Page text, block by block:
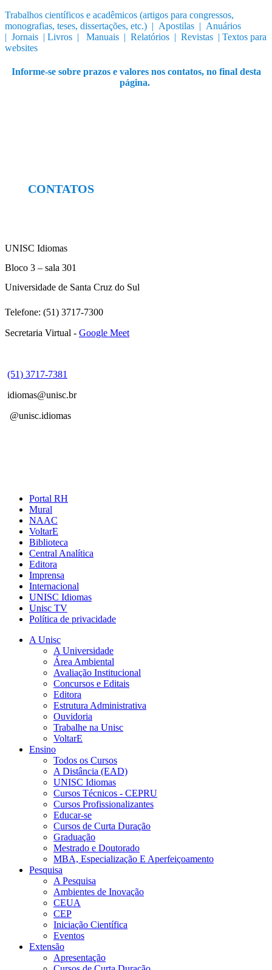
Trabalhos científicos e acadêmicos (artigos para congressos,
monografias, teses, dissertações, etc.) | Apostilas | Anuários
| Jornais | Livros | Manuais | Relatórios | Revistas | Textos para
websites
Informe-se sobre prazos e valores nos contatos, no final desta
página.
CONTATOS
UNISC Idiomas
Bloco 3 – sala 301
Universidade de Santa Cruz do Sul
Telefone: (51) 3717-7300
Secretaria Virtual - Google Meet
(51) 3717-7381
idiomas@unisc.br
@unisc.idiomas
Portal RH
Mural
NAAC
VoltarE
Biblioteca
Central Analítica
Editora
Imprensa
Internacional
UNISC Idiomas
Unisc TV
Política de privacidade
A Unisc
A Universidade
Área Ambiental
Avaliação Institucional
Concursos e Editais
Editora
Estrutura Administrativa
Ouvidoria
Trabalhe na Unisc
VoltarE
Ensino
Todos os Cursos
A Distância (EAD)
UNISC Idiomas
Cursos Técnicos - CEPRU
Cursos Profissionalizantes
Educar-se
Cursos de Curta Duração
Graduação
Mestrado e Doutorado
MBA, Especialização E Aperfeiçoamento
Pesquisa
A Pesquisa
Ambientes de Inovação
CEUA
CEP
Iniciação Científica
Eventos
Extensão
Apresentação